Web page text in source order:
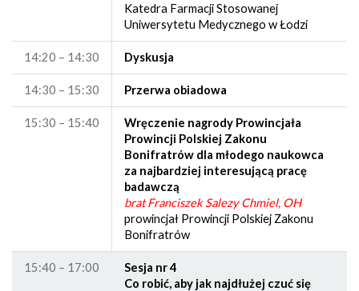
Katedra Farmacji Stosowanej
Uniwersytetu Medycznego w Łodzi
14:20 – 14:30 Dyskusja
14:30 – 15:30 Przerwa obiadowa
15:30 – 15:40
Wręczenie nagrody Prowincjała
Prowincji Polskiej Zakonu
Bonifratrów dla młodego naukowca
za najbardziej interesującą pracę
badawczą
brat Franciszek Salezy Chmiel, OH
prowincjał Prowincji Polskiej Zakonu
Bonifratrów
15:40 – 17:00
Sesja nr 4
Co robić, aby jak najdłużej czuć się